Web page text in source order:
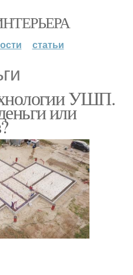
статьи
УШП.
или